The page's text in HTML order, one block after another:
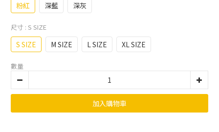
粉紅 深藍 深灰
尺寸 : S SIZE
S SIZE M SIZE L SIZE XL SIZE
數量
加入購物車